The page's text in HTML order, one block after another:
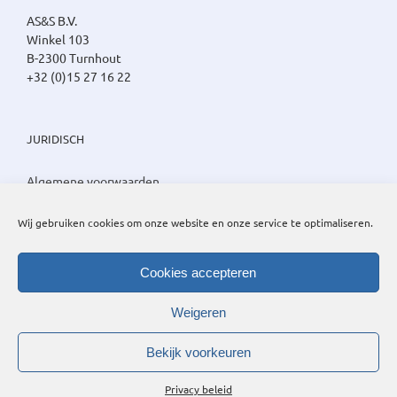
Wij gebruiken cookies om onze website en onze service te optimaliseren.
Cookies accepteren
Weigeren
Bekijk voorkeuren
Privacy beleid
AS&S B.V.
Winkel 103
B-2300 Turnhout
+32 (0)15 27 16 22
JURIDISCH
Algemene voorwaarden
Cookie beleid
2026 AS&S B.V. | Alle rechten voorbehouden